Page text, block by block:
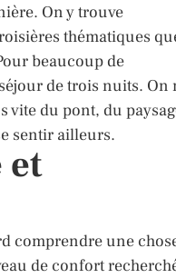
On y trouve
thématiques
beaucoup de
de trois nuits. On
vite du pont, du
sentir ailleurs.
et
comprendre une
de confort